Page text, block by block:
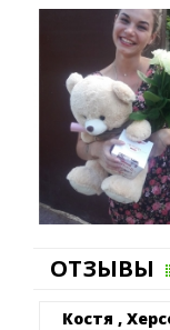
ОТЗЫВЫ
Костя ,